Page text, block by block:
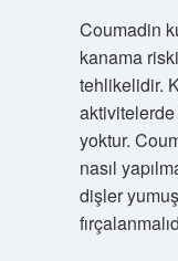
Coumadin
kanama
tehlikelidir.
yoktur.
nasıl
dişler